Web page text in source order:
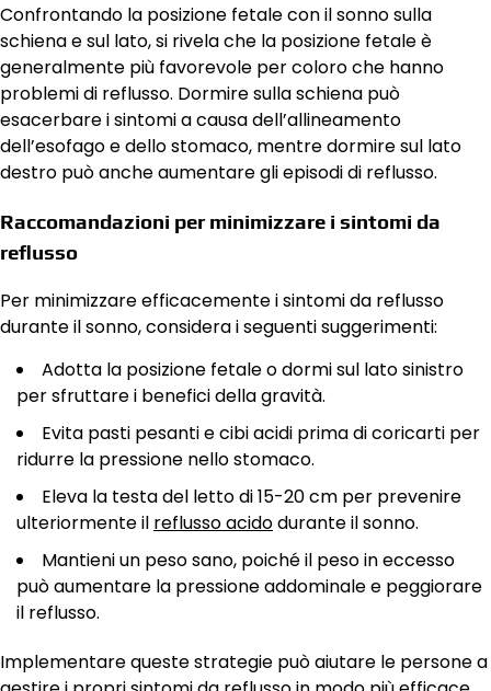
Confrontando la posizione fetale con il sonno sulla
schiena e sul lato, si rivela che la posizione fetale è
generalmente più favorevole per coloro che hanno
problemi di reflusso. Dormire sulla schiena può
esacerbare i sintomi a causa dell’allineamento
dell’esofago e dello stomaco, mentre dormire sul lato
destro può anche aumentare gli episodi di reflusso.
Raccomandazioni per minimizzare i sintomi da
reflusso
Per minimizzare efficacemente i sintomi da reflusso
durante il sonno, considera i seguenti suggerimenti:
Adotta la posizione fetale o dormi sul lato sinistro
per sfruttare i benefici della gravità.
Evita pasti pesanti e cibi acidi prima di coricarti per
ridurre la pressione nello stomaco.
Eleva la testa del letto di 15-20 cm per prevenire
ulteriormente il reflusso acidodurante il sonno.
Mantieni un peso sano, poiché il peso in eccesso
può aumentare la pressione addominale e peggiorare
il reflusso.
Implementare queste strategie può aiutare le persone a